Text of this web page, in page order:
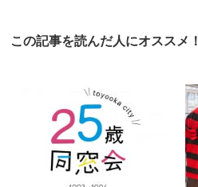
この記事を読んだ人にオススメ！